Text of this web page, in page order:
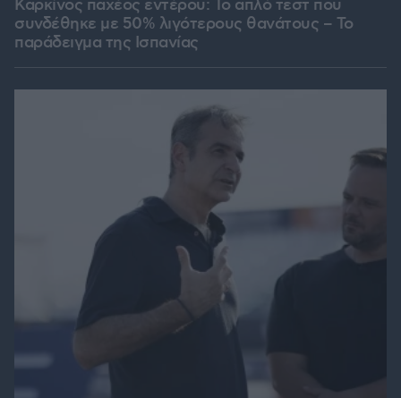
Καρκίνος παχέος εντέρου: Το απλό τεστ που
συνδέθηκε με 50% λιγότερους θανάτους – Το
παράδειγμα της Ισπανίας